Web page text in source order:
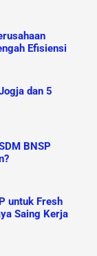
Efisiensi
dan 5
BNSP
untuk Fresh
Saing Kerja